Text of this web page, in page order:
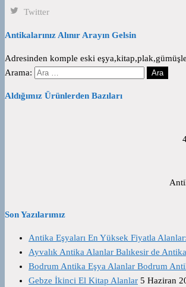
Twitter
Antikalarınız Alınır Arayın Gelsin
Adresinden komple eski
Arama:
Aldığımız Ürünlerden Bazıları
Son Yazılarımız
Antika Eşyaları En Yüksek Fiyatla
Ayvalık Antika Alanlar Balıkesir de Antika
Bodrum Antika Eşya Alanlar Bodrum
Gebze İkinci El Kitap Alanlar 5 Haziran